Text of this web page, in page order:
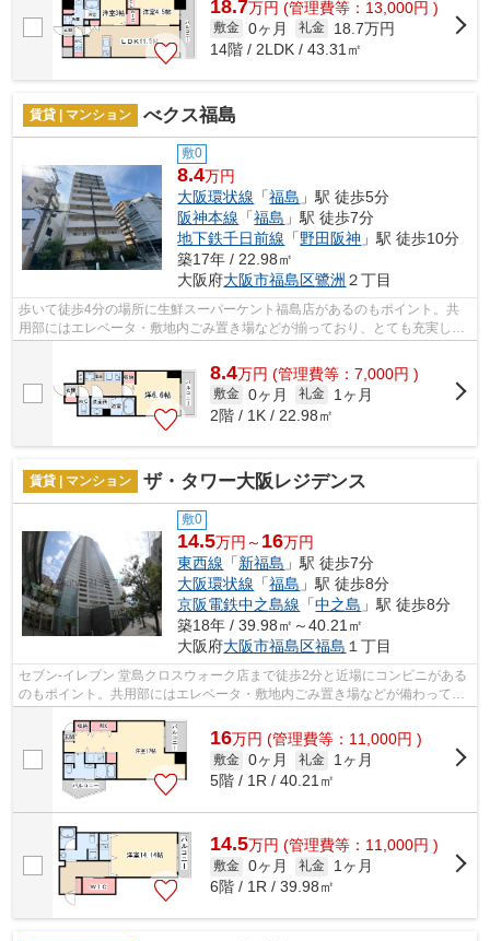
18.7万円 (管理費等：13,000円 )
敷金 0ヶ月 礼金
18.7万円
14階 / 2LDK / 43.31㎡
賃貸 | マンション べクス福島
敷0
8.4万円
大阪環状線 「福島 」駅 徒歩5分
阪神本線 「福島 」駅 徒歩7分
地下鉄千日前線 「野田阪神 」駅 徒歩10分
築17年 / 22.98㎡
大阪府大阪市福島区鷺洲 ２丁目
歩いて徒歩4分の場所に生鮮スーパーケント福島店があるのもポイント。共
用部にはエレベータ・敷地内ごみ置き場などが揃っており、とても充実して
8.4万円 (管理費等：7,000円 )
敷金 0ヶ月 礼金
1ヶ月
2階 / 1K / 22.98㎡
賃貸 | マンション ザ・タワー大阪レジデンス
敷0
14.5万円～ 16万円
東西線 「新福島 」駅 徒歩7分
大阪環状線 「福島 」駅 徒歩8分
京阪電鉄中之島線 「中之島 」駅 徒歩8分
築18年 / 39.98㎡～40.21㎡
大阪府大阪市福島区福島 １丁目
セブン-イレブン 堂島クロスウォーク店まで徒歩2分と近場にコンビニがある
のもポイント。共用部にはエレベータ・敷地内ごみ置き場などが備わってお
りとても充実しています。2駅利用可...
16万円 (管理費等：11,000円 )
敷金 0ヶ月 礼金
1ヶ月
5階 / 1R / 40.21㎡
14.5万円 (管理費等：11,000円 )
敷金 0ヶ月 礼金
1ヶ月
6階 / 1R / 39.98㎡